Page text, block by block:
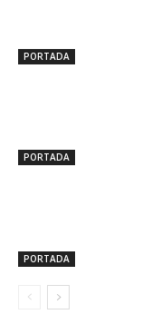
PORTADA
PORTADA
PORTADA